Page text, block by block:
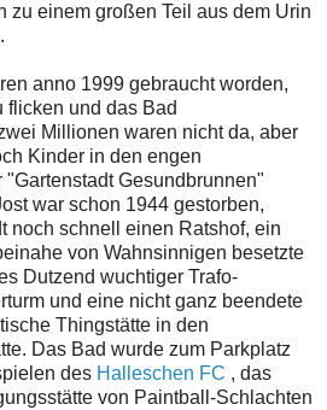
zu einem großen Teil aus dem Urin
anno 1999 gebraucht worden,
flicken und das Bad
Millionen waren nicht da, aber
Kinder in den engen
Gesundbrunnen"
war schon 1944 gestorben,
noch schnell einen Ratshof, ein
von Wahnsinnigen besetzte
Dutzend wuchtiger Trafo-
und eine nicht ganz beendete
Thingstätte in den
Das Bad wurde zum Parkplatz
des Halleschen FC , das
von Paintball-Schlachten